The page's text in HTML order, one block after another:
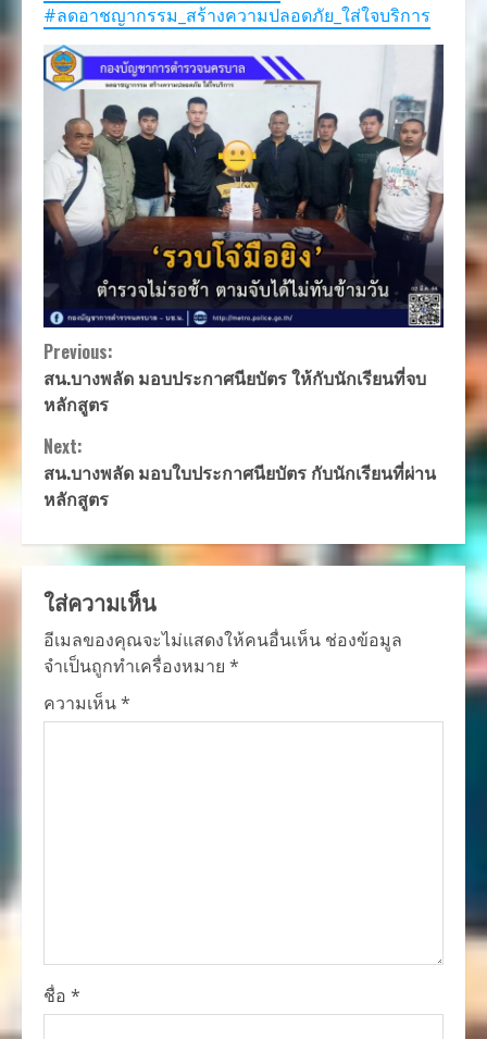
#ลดอาชญากรรม_สร้างความปลอดภัย_ใส่ใจบริการ
Continue
Reading
Previous:
สน.บางพลัด มอบประกาศนียบัตร ให้กับนักเรียนที่จบ
หลักสูตร
Next:
สน.บางพลัด มอบใบประกาศนียบัตร กับนักเรียนที่ผ่าน
หลักสูตร
ใส่ความเห็น
อีเมลของคุณจะไม่แสดงให้คนอื่นเห็น ช่องข้อมูล
จำเป็นถูกทำเครื่องหมาย *
ความเห็น*
ชื่อ *